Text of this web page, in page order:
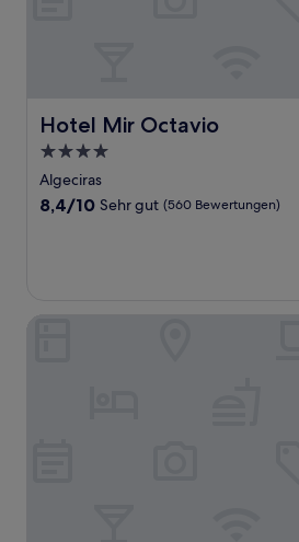
Hotel Mir Octavio
Hotel Mir Octavio
4.0-
Sterne-
Unterkunft
Algeciras
8.4
Bewertungen)
8,4/10 Sehr gut (560 Bewertungen)